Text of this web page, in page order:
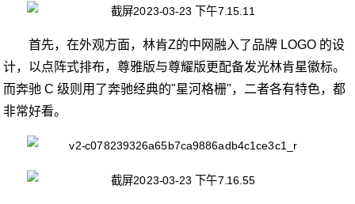
首先，在外观方面，林肯Z的中网融入了品牌 LOGO 的设
计，以点阵式排布，尊雅版与尊耀版更配备发光林肯星徽标。
而奔驰 C 级则用了奔驰经典的"星河格栅"，二者各有特色，都
非常好看。